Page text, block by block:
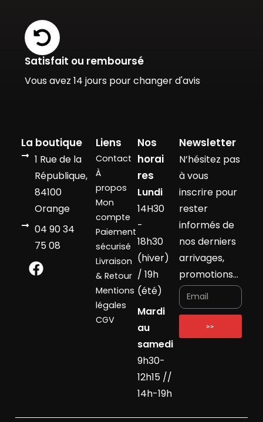
Satisfait ou remboursé
Vous avez 14 jours pour changer d'avis
La boutique
1 Rue de la
République,
84100
Orange
04 90 34
75 08
Liens
Contact
À
propos
Mon
compte
Paiement
sécurisé
Livraison
& Retour
Mentions
légales
CGV
Nos
horai
res
Lundi
14H30
-
18h30
(hiver)
/ 19h
(été)
Mardi
au
samedi
9h30-
12h15 //
14h-19h
Newsletter
N’hésitez pas
à vous
inscrire pour
rester
informés de
nos derniers
arrivages,
promotions…
>>